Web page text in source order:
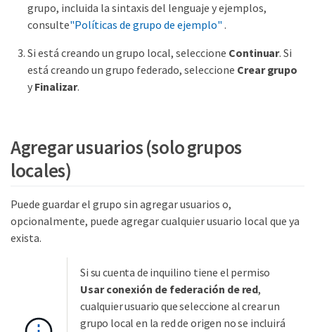
grupo, incluida la sintaxis del lenguaje y ejemplos,
consulte"Políticas de grupo de ejemplo" .
Si está creando un grupo local, seleccione Continuar. Si
está creando un grupo federado, seleccione Crear grupo
y Finalizar.
Agregar usuarios (solo grupos
locales)
Puede guardar el grupo sin agregar usuarios o,
opcionalmente, puede agregar cualquier usuario local que ya
exista.
Si su cuenta de inquilino tiene el permiso
Usar conexión de federación de red,
cualquier usuario que seleccione al crear un
grupo local en la red de origen no se incluirá